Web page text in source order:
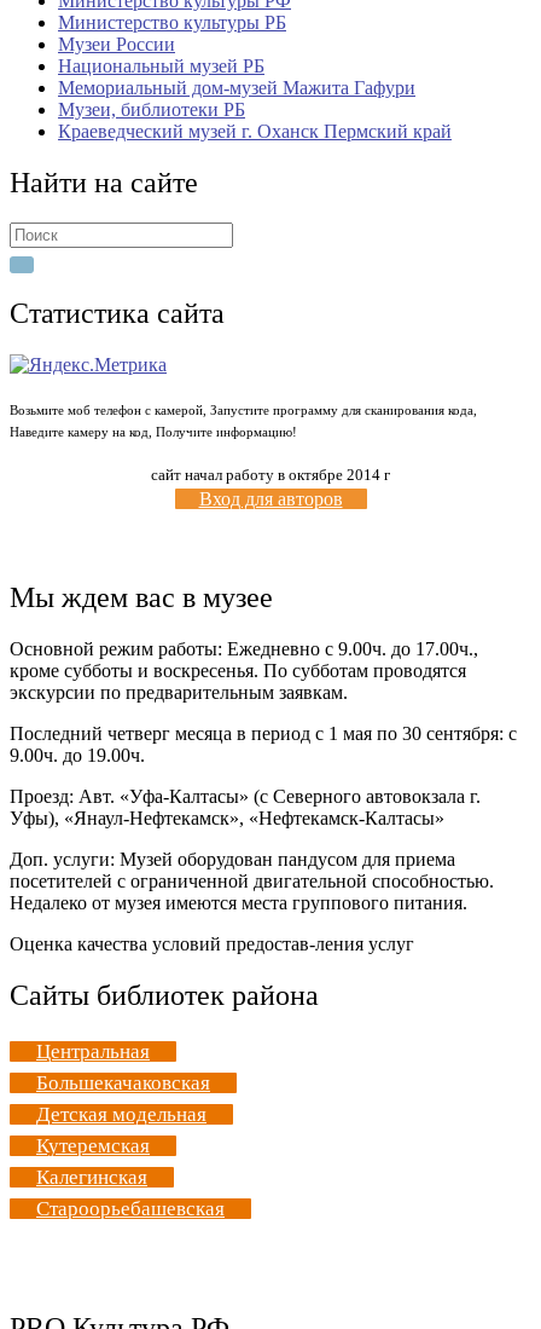
Министерство культуры РБ
Музеи России
Национальный музей РБ
Мемориальный дом-музей Мажита Гафури
Музеи, библиотеки РБ
Краеведческий музей г. Оханск Пермский край
Найти на сайте
Search
for:
Статистика сайта
Возьмите моб телефон с камерой, Запустите программу для сканирования кода,
Наведите камеру на код, Получите информацию!
сайт начал работу в октябре 2014 г
Вход для авторов
Мы ждем вас в музее
Основной режим работы: Ежедневно с 9.00ч. до 17.00ч.,
кроме субботы и воскресенья. По субботам проводятся
экскурсии по предварительным заявкам.
Последний четверг месяца в период с 1 мая по 30 сентября: с
9.00ч. до 19.00ч.
Проезд: Авт. «Уфа-Калтасы» (с Северного автовокзала г.
Уфы), «Янаул-Нефтекамск», «Нефтекамск-Калтасы»
Доп. услуги: Музей оборудован пандусом для приема
посетителей с ограниченной двигательной способностью.
Недалеко от музея имеются места группового питания.
Оценка качества условий предостав-ления услуг
Сайты библиотек района
Центральная
Большекачаковская
Детская модельная
Кутеремская
Калегинская
Староорьебашевская